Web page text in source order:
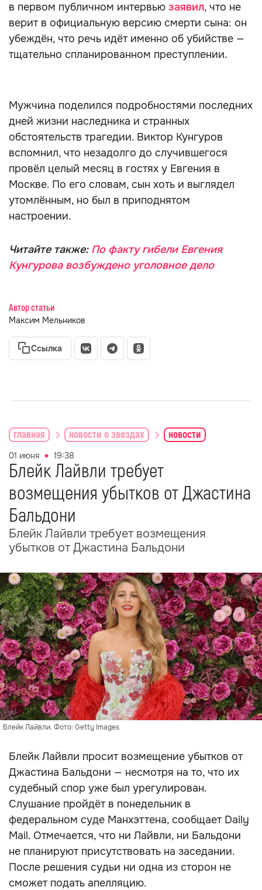
в первом публичном интервью заявил, что не
верит в официальную версию смерти сына: он
убеждён, что речь идёт именно об убийстве —
тщательно спланированном преступлении.
Мужчина поделился подробностями последних
дней жизни наследника и странных
обстоятельств трагедии. Виктор Кунгуров
вспомнил, что незадолго до случившегося
провёл целый месяц в гостях у Евгения в
Москве. По его словам, сын хоть и выглядел
утомлённым, но был в приподнятом
настроении.
Читайте также:По факту гибели Евгения
Кунгурова возбуждено уголовное дело
Автор статьи
Максим Мельников
Ссылка
главная новости о звездах новости
01 июня 19:38
Блейк Лайвли требует
возмещения убытков от Джастина
Бальдони
Блейк Лайвли требует возмещения
убытков от Джастина Бальдони
Блейк Лайвли. Фото: Getty Images
Блейк Лайвли просит возмещение убытков от
Джастина Бальдони — несмотря на то, что их
судебный спор уже был урегулирован.
Слушание пройдёт в понедельник в
федеральном суде Манхэттена, сообщает Daily
Mail. Отмечается, что ни Лайвли, ни Бальдони
не планируют присутствовать на заседании.
После решения судьи ни одна из сторон не
сможет подать апелляцию.